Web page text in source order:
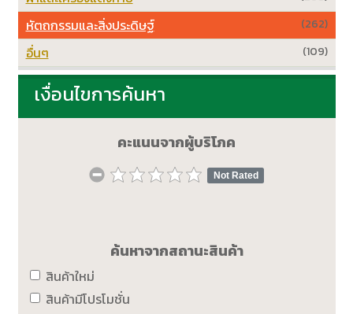
(262)
หัตถกรรมและสิ่งประดิษฐ์
(109)
อื่นๆ
เงื่อนไขการค้นหา
คะแนนจากผู้บริโภค
Not Rated
ค้นหาจากสถานะสินค้า
สินค้าใหม่
สินค้ามีโปรโมชั่น